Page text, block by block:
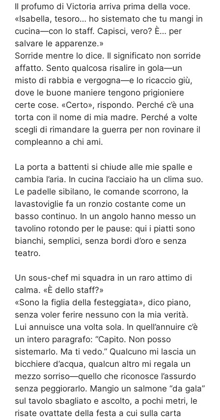
Il profumo di Victoria arriva prima della voce.
«Isabella, tesoro… ho sistemato che tu mangi in
cucina—con lo staff. Capisci, vero? È… per
salvare le apparenze.»
Sorride mentre lo dice. Il significato non sorride
affatto. Sento qualcosa risalire in gola—un
misto di rabbia e vergogna—e lo ricaccio giù,
dove le buone maniere tengono prigioniere
certe cose. «Certo», rispondo. Perché c’è una
torta con il nome di mia madre. Perché a volte
scegli di rimandare la guerra per non rovinare il
compleanno a chi ami.
La porta a battenti si chiude alle mie spalle e
cambia l’aria. In cucina l’acciaio ha un clima suo.
Le padelle sibilano, le comande scorrono, la
lavastoviglie fa un ronzio costante come un
basso continuo. In un angolo hanno messo un
tavolino rotondo per le pause: qui i piatti sono
bianchi, semplici, senza bordi d’oro e senza
teatro.
Un sous-chef mi squadra in un raro attimo di
calma. «È dello staff?»
«Sono la figlia della festeggiata», dico piano,
senza voler ferire nessuno con la mia verità.
Lui annuisce una volta sola. In quell’annuire c’è
un intero paragrafo: “Capito. Non posso
sistemarlo. Ma ti vedo.” Qualcuno mi lascia un
bicchiere d’acqua, qualcun altro mi regala un
mezzo sorriso—quello che riconosce l’assurdo
senza peggiorarlo. Mangio un salmone “da gala”
sul tavolo sbagliato e ascolto, a pochi metri, le
risate ovattate della festa a cui sulla carta